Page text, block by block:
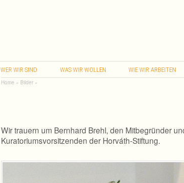
WER WIR SIND WAS WIR WOLLEN WIE WIR ARBEITEN
Home » Bilder »
Wir trauern um Bernhard Brehl, den Mitbegründer
Kuratoriumsvorsitzenden der Horváth-Stiftung.